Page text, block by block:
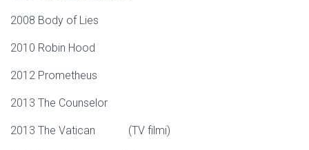
2008 Body of Lies
2010 Robin Hood
2012 Prometheus
2013 The Counselor
2013 The Vatican (TV filmi)